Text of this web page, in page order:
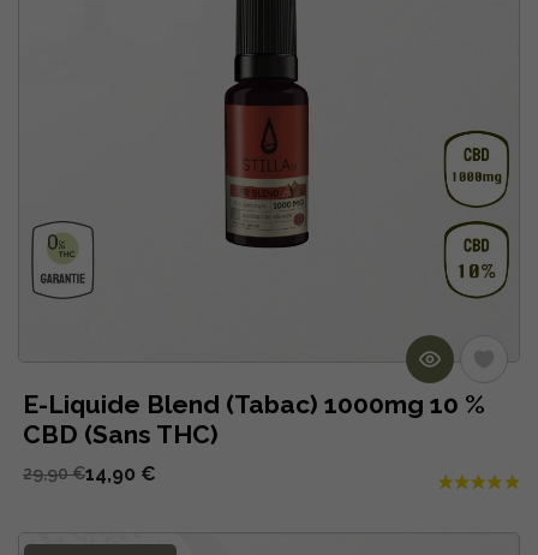
E-Liquide Blend (Tabac) 1000mg 10 %
CBD (Sans THC)
14,90 €
29,90 €